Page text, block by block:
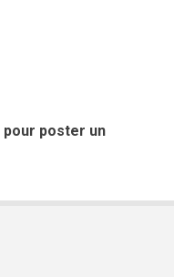
pour poster un